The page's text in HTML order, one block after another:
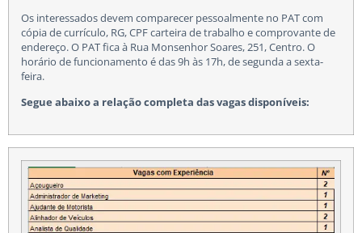
Os interessados devem comparecer pessoalmente no PAT com
cópia de currículo, RG, CPF carteira de trabalho e comprovante de
endereço. O PAT fica à Rua Monsenhor Soares, 251, Centro. O
horário de funcionamento é das 9h às 17h, de segunda a sexta-
feira.
Segue abaixo a relação completa das vagas disponíveis: